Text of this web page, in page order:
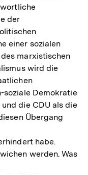
der
einer sozialen
marxistischen
wird die
Demokratie
die CDU als die
Übergang
habe.
werden. Was